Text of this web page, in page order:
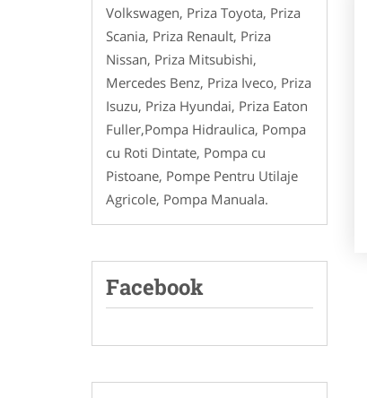
Volkswagen, Priza Toyota, Priza
Scania, Priza Renault, Priza
Nissan, Priza Mitsubishi,
Mercedes Benz, Priza Iveco, Priza
Isuzu, Priza Hyundai, Priza Eaton
Fuller,Pompa Hidraulica, Pompa
cu Roti Dintate, Pompa cu
Pistoane, Pompe Pentru Utilaje
Agricole, Pompa Manuala.
Facebook